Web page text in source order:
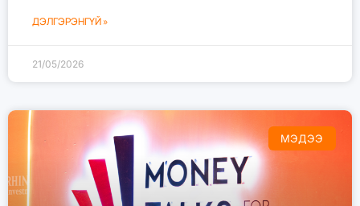
ДЭЛГЭРЭНГҮЙ »
21/05/2026
МЭДЭЭ